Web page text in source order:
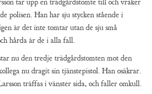
tar upp en trädgårdstomte till och vräker
polisen. Han har sju stycken stående i
är det inte tomtar utan de sju små
hårda är de i alla fall.
nu den tredje trädgårdstomten mot den
nu dragit sin tjänstepistol. Han osäkrar.
träffas i vänster sida, och faller omkull.